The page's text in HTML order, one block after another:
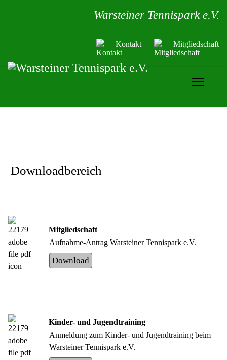
Warsteiner Tennispark e.V.
Kontakt Mitgliedschaft
Downloadbereich
Mitgliedschaft
Aufnahme-Antrag Warsteiner Tennispark e.V.
Download
Kinder- und Jugendtraining
Anmeldung zum Kinder- und Jugendtraining beim
Warsteiner Tennispark e.V.